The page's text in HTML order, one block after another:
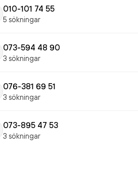
010-101 74 55
5 sökningar
073-594 48 90
3 sökningar
076-381 69 51
3 sökningar
073-895 47 53
3 sökningar